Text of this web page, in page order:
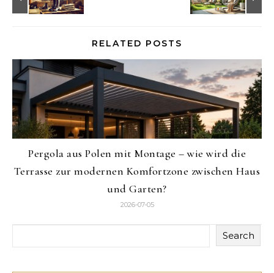
RELATED POSTS
Pergola aus Polen mit Montage – wie wird die
Terrasse zur modernen Komfortzone zwischen Haus
und Garten?
2026-07-05
Search